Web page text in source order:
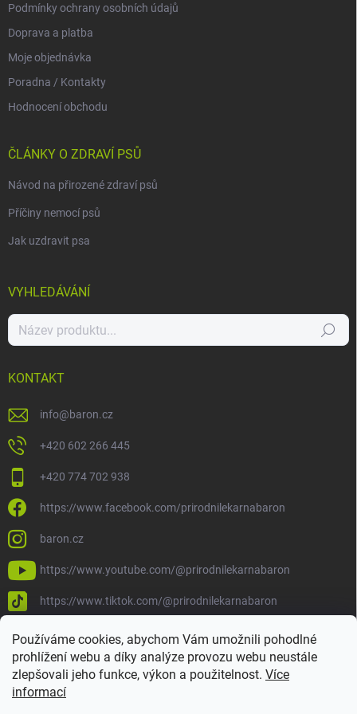
Používáme cookies, abychom Vám umožnili pohodlné
prohlížení webu a díky analýze provozu webu neustále
zlepšovali jeho funkce, výkon a použitelnost. Více
informací
Podmínky ochrany osobních údajů
Doprava a platba
Moje objednávka
Poradna / Kontakty
Hodnocení obchodu
ČLÁNKY O ZDRAVÍ PSŮ
Návod na přirozené zdraví psů
Příčiny nemocí psů
Jak uzdravit psa
VYHLEDÁVÁNÍ
Hledat
KONTAKT
info@baron.cz
+420 602 266 445
+420 774 702 938
https://www.facebook.com/prirodnilekarnabaron
baron.cz
https://www.youtube.com/@prirodnilekarnabaron
https://www.tiktok.com/@prirodnilekarnabaron